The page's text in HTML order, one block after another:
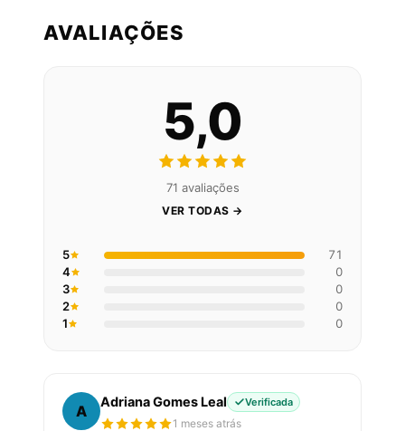
AVALIAÇÕES
5,0
71 avaliações
VER TODAS →
5
71
4
0
3
0
2
0
1
0
A
Adriana Gomes Leal Verificada
1 meses atrás